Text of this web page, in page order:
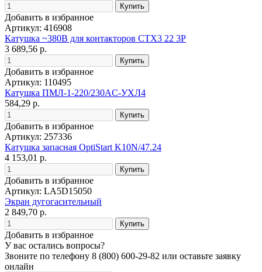
Добавить в избранное
Артикул: 416908
Катушка ~380В для контакторов CTX3 22 3P
3 689,56 р.
Добавить в избранное
Артикул: 110495
Катушка ПМЛ-1-220/230AC-УХЛ4
584,29 р.
Добавить в избранное
Артикул: 257336
Катушка запасная OptiStart K10N/47.24
4 153,01 р.
Добавить в избранное
Артикул: LA5D15050
Экран дугогасительный
2 849,70 р.
Добавить в избранное
У вас остались вопросы?
Звоните по телефону 8 (800) 600-29-82 или оставьте заявку
онлайн